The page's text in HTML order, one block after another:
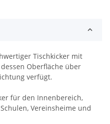
Tischkicker mit
Oberfläche über
verfügt.
für den Innenbereich,
Vereinsheime und